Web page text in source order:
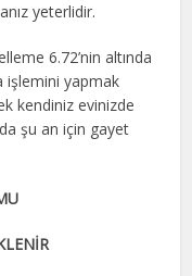
yeterlidir.
6.72’nin altında
işlemini yapmak
kendiniz evinizde
şu an için gayet